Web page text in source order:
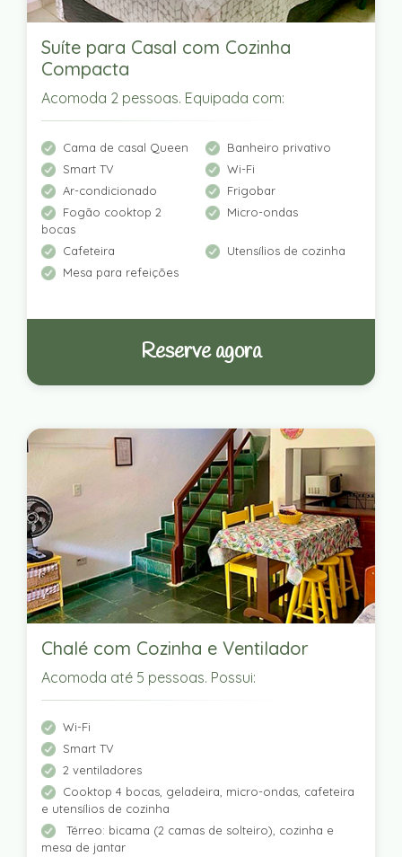
Suíte para Casal com Cozinha
Compacta
Acomoda 2 pessoas. Equipada com:
Cama de casal Queen
Banheiro privativo
Smart TV
Wi-Fi
Ar-condicionado
Frigobar
Fogão cooktop 2
bocas
Micro-ondas
Cafeteira
Utensílios de cozinha
Mesa para refeições
Reserve agora
Chalé com Cozinha e Ventilador
Acomoda até 5 pessoas. Possui:
Wi-Fi
Smart TV
2 ventiladores
Cooktop 4 bocas, geladeira, micro-ondas, cafeteira
e utensílios de cozinha
Térreo: bicama (2 camas de solteiro), cozinha e
mesa de jantar